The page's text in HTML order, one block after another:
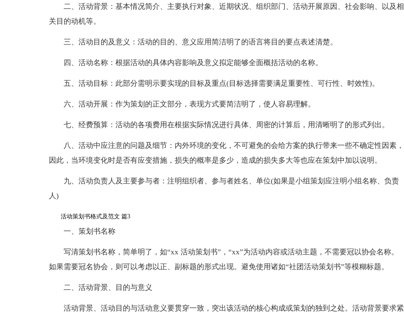
二、活动背景：基本情况简介、主要执行对象、近期状况、组织部门、活动开展原因、社会影响、以及相
关目的动机等。
三、活动目的及意义：活动的目的、意义应用简洁明了的语言将目的要点表述清楚。
四、活动名称：根据活动的具体内容影响及意义拟定能够全面概括活动的名称。
五、活动目标：此部分需明示要实现的目标及重点(目标选择需要满足重要性、可行性、时效性)。
六、活动开展：作为策划的正文部分，表现方式要简洁明了，使人容易理解。
七、经费预算：活动的各项费用在根据实际情况进行具体、周密的计算后，用清晰明了的形式列出。
八、活动中应注意的问题及细节：内外环境的变化，不可避免的会给方案的执行带来一些不确定性因素，
因此，当环境变化时是否有应变措施，损失的概率是多少，造成的损失多大等也应在策划中加以说明。
九、活动负责人及主要参与者：注明组织者、参与者姓名、单位(如果是小组策划应注明小组名称、负责
人)
活动策划书格式及范文 篇3
一、策划书名称
写清策划书名称，简单明了，如“xx 活动策划书”，“xx”为活动内容或活动主题，不需要冠以协会名称。
如果需要冠名协会，则可以考虑以正、副标题的形式出现。避免使用诸如“社团活动策划书”等模糊标题。
二、活动背景、目的与意义
活动背景、活动目的与活动意义要贯穿一致，突出该活动的核心构成或策划的独到之处。活动背景要求紧